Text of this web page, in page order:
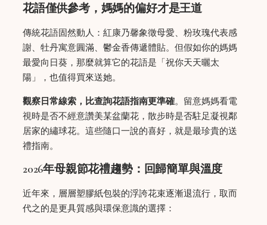
花語僅供參考，媽媽的偏好才是王道
傳統花語固然動人：紅康乃馨象徵母愛、粉玫瑰代表感
謝、牡丹寓意圓滿、鬱金香傳遞體貼。但假如你的媽媽
最愛向日葵，那麼就算它的花語是「祝你天天曬太
陽」，也值得買來送她。
觀察日常線索，比查詢花語指南更準確。留意媽媽看電
視時是否不經意讚美某盆蘭花，散步時是否駐足凝視鄰
居家的繡球花。這些隨口一說的喜好，就是最珍貴的送
禮指南。
2026年母親節花禮趨勢：回歸簡單與溫度
近年來，層層塑膠紙包裝的浮誇花束逐漸退流行，取而
代之的是更具質感與環保意識的選擇：